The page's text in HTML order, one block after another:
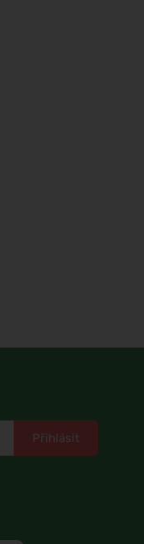
Přihlásit